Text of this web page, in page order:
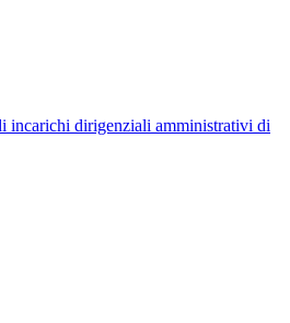
incarichi dirigenziali amministrativi di